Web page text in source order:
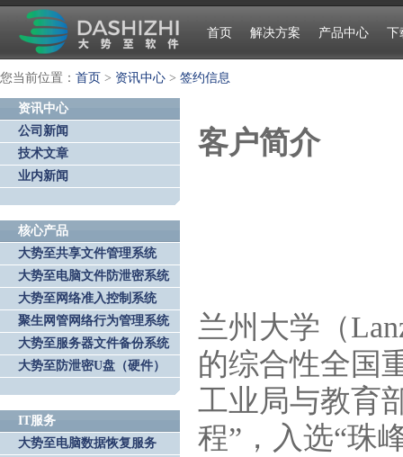
首页 解决方案 产品中心 下
您当前位置： 首页 > 资讯中心 > 签约信息
资讯中心
公司新闻
技术文章
业内新闻
核心产品
大势至共享文件管理系统
大势至电脑文件防泄密系统
大势至网络准入控制系统
聚生网管网络行为管理系统
大势至服务器文件备份系统
大势至防泄密U盘（硬件）
IT服务
大势至电脑数据恢复服务
客户简介
兰州大学（
的综合性全国
工业局与教育
程”，入选“珠